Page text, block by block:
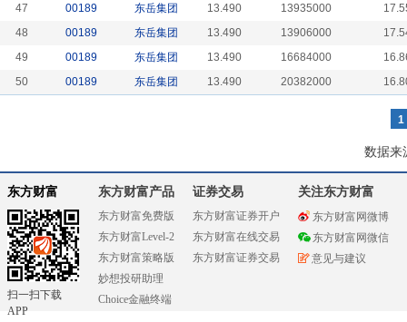
47
00189 东岳集团 13.490 13935000
48
00189 东岳集团 13.490 13906000
49
00189 东岳集团 13.490 16684000
50
00189 东岳集团 13.490 20382000
1
数据来
东方财富
扫一扫下载
APP
东方财富产品
东方财富免费版
东方财富Level-2
东方财富策略版
妙想投研助理
Choice金融终端
证券交易
东方财富证券开户
东方财富在线交易
东方财富证券交易
关注东方财富
东方财富网微博
东方财富网微信
意见与建议